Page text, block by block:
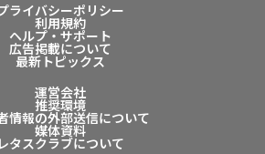
ライバシーポリシー
利用規約
ヘルプ・サポート
広告掲載について
最新トピックス
運営会社
推奨環境
情報の外部送信について
媒体資料
レタスクラブについて